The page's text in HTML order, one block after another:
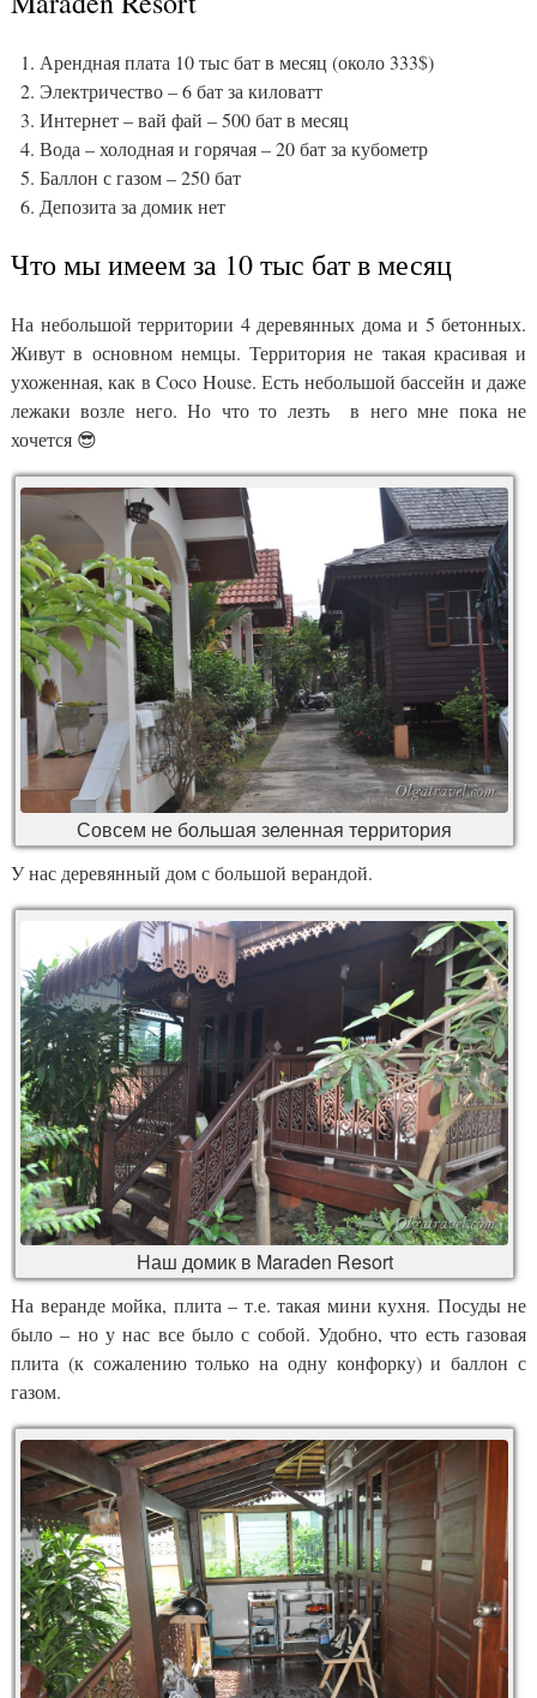
Арендная плата 10 тыс бат в месяц (около 333$)
Электричество – 6 бат за киловатт
Интернет – вай фай – 500 бат в месяц
Вода – холодная и горячая – 20 бат за кубометр
Баллон с газом – 250 бат
Депозита за домик нет
Что мы имеем за 10 тыс бат в месяц
На небольшой территории 4 деревянных дома и 5 бетонных.
Живут в основном немцы. Территория не такая красивая и
ухоженная, как в Coco House. Есть небольшой бассейн и даже
лежаки возле него. Но что то лезть в него мне пока не
хочется 😎
Совсем не большая зеленная территория
У нас деревянный дом с большой верандой.
Наш домик в Maraden Resort
На веранде мойка, плита – т.е. такая мини кухня. Посуды не
было – но у нас все было с собой. Удобно, что есть газовая
плита (к сожалению только на одну конфорку) и баллон с
газом.